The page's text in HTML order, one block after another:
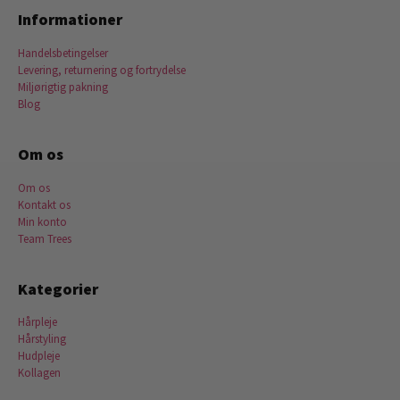
Informationer
Handelsbetingelser
Levering, returnering og fortrydelse
Miljørigtig pakning
Blog
Om os
Om os
Kontakt os
Min konto
Team Trees
Kategorier
Hårpleje
Hårstyling
Hudpleje
Kollagen